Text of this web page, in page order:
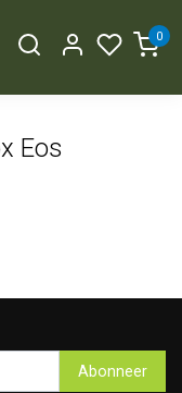
0
Eos
Abonneer